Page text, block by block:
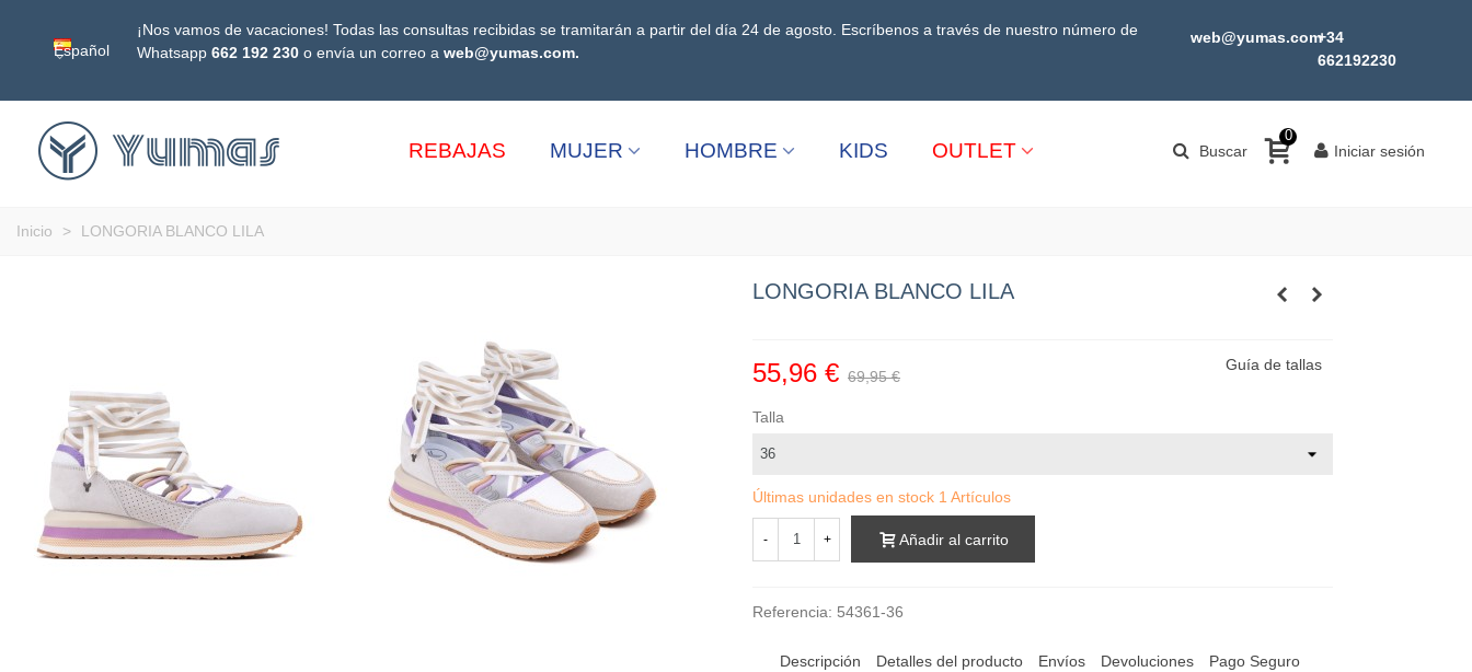
Español
¡Nos vamos de vacaciones! Todas las consultas recibidas se tramitarán a partir del día 24 de agosto. Escríbenos a través de nuestro número de
Whatsapp 662 192 230o envía un correo a web@yumas.com.
web@yumas.com+34
662192230
REBAJAS MUJER HOMBRE KIDS OUTLET Buscar
0
Iniciar sesión
Inicio > LONGORIA BLANCO LILA
LONGORIA BLANCO LILA
55,96 € 69,95 €
Guía de tallas
Talla
Últimas unidades en stock 1 Artículos
- + Añadir al carrito
Referencia: 54361-36
Descripción Detalles del producto Envíos Devoluciones Pago Seguro